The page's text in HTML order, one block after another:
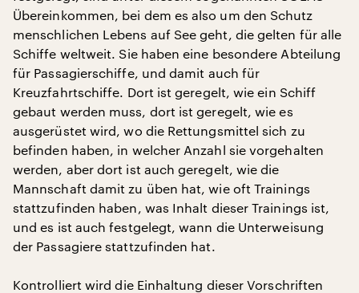
Übereinkommen, bei dem es also um den Schutz
menschlichen Lebens auf See geht, die gelten für alle
Schiffe weltweit. Sie haben eine besondere Abteilung
für Passagierschiffe, und damit auch für
Kreuzfahrtschiffe. Dort ist geregelt, wie ein Schiff
gebaut werden muss, dort ist geregelt, wie es
ausgerüstet wird, wo die Rettungsmittel sich zu
befinden haben, in welcher Anzahl sie vorgehalten
werden, aber dort ist auch geregelt, wie die
Mannschaft damit zu üben hat, wie oft Trainings
stattzufinden haben, was Inhalt dieser Trainings ist,
und es ist auch festgelegt, wann die Unterweisung
der Passagiere stattzufinden hat.
Kontrolliert wird die Einhaltung dieser Vorschriften